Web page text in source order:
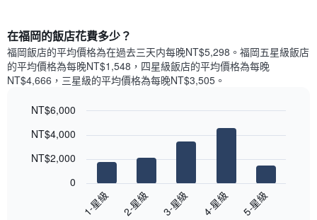
​在福岡​的飯店花費多少？
福岡​飯店的平均價格為在過去三天内每晚NT$5,298​。福岡​五星級​飯店
的平均價格為每晚NT$1,548​，四星級飯店的平均價格為每晚
NT$4,666​，三星級的平均價格為每晚NT$3,505​。
chart
graphic.
1-星級 2-星級 3-星級 4-星級 5-星級
0
NT$2,000
NT$4,000
NT$6,000